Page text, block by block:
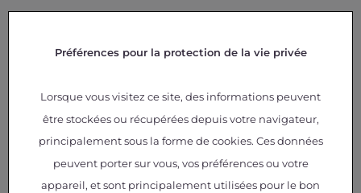
Préférences pour la protection de la vie privée
Lorsque vous visitez ce site, des informations peuvent
être stockées ou récupérées depuis votre navigateur,
principalement sous la forme de cookies. Ces données
peuvent porter sur vous, vos préférences ou votre
appareil, et sont principalement utilisées pour le bon